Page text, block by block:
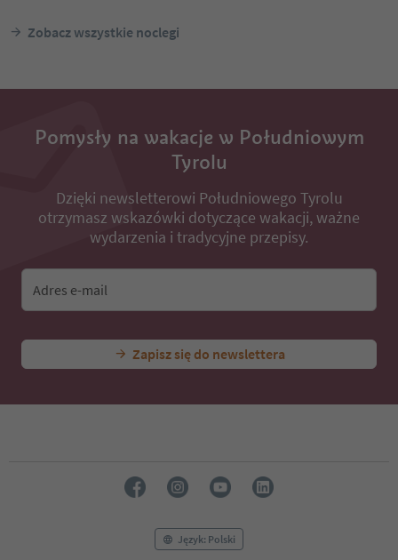
Zobacz wszystkie noclegi
Pomysły na wakacje w Południowym
Tyrolu
Dzięki newsletterowi Południowego Tyrolu
otrzymasz wskazówki dotyczące wakacji, ważne
wydarzenia i tradycyjne przepisy.
Adres e-mail
Zapisz się do newslettera
Język: Polski